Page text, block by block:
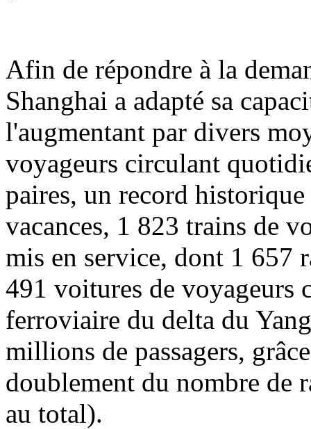
Afin de répondre à la
Shanghai a adapté sa
l'augmentant par divers
voyageurs circulant
paires, un record
vacances, 1 823 trains de
mis en service, dont 1 657
491 voitures de voyageurs
ferroviaire du delta du
millions de passagers,
doublement du nombre de
au total).